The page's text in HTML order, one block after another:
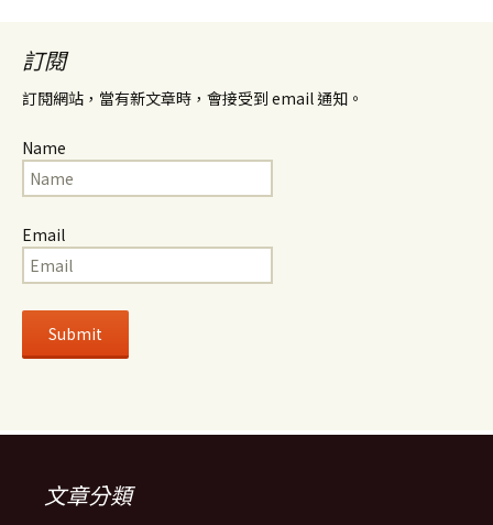
訂閱
訂閱網站，當有新文章時，會接受到 email 通知。
Name
Email
文章分類